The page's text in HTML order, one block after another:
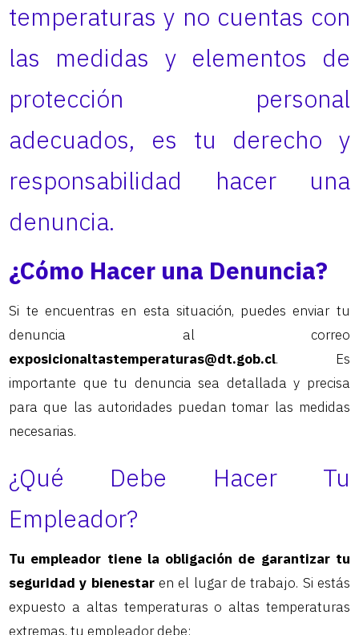
temperaturas y no cuentas con
las medidas y elementos de
protección personal
adecuados, es tu derecho y
responsabilidad hacer una
denuncia.
¿Cómo Hacer una Denuncia?
Si te encuentras en esta situación, puedes enviar tu
denuncia al correo
exposicionaltastemperaturas@dt.gob.cl. Es
importante que tu denuncia sea detallada y precisa
para que las autoridades puedan tomar las medidas
necesarias.
¿Qué Debe Hacer Tu
Empleador?
Tu empleador tiene la obligación de garantizar tu
seguridad y bienestaren el lugar de trabajo. Si estás
expuesto a altas temperaturas o altas temperaturas
extremas, tu empleador debe: